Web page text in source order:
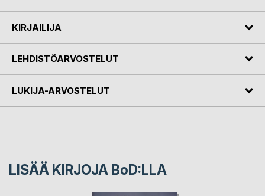
KIRJAILIJA
LEHDISTÖARVOSTELUT
LUKIJA-ARVOSTELUT
LISÄÄ KIRJOJA BoD:LLA